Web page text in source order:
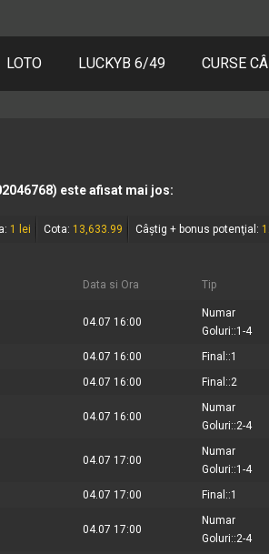
LOTO LUCKYB 6/49 CURSE
este afisat mai jos:
Câștig + bonus potenţial:
Cota: 13,633.99
1 lei
Data si Ora Tip
04.07 16:00
Numar
Goluri::1-4
04.07 16:00
Final::1
04.07 16:00 Final::2
04.07 16:00
Numar
Goluri::2-4
04.07 17:00
Numar
Goluri::1-4
04.07 17:00 Final::1
04.07 17:00
Numar
Goluri::2-4